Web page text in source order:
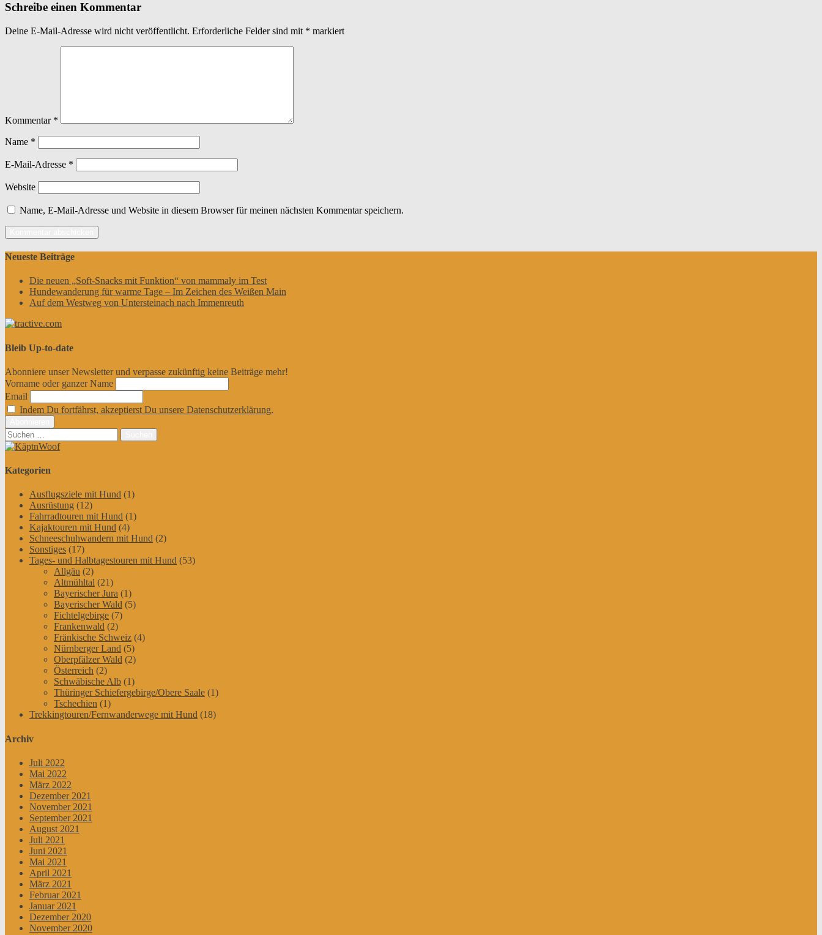
Schreibe einen Kommentar
Deine E-Mail-Adresse wird nicht veröffentlicht. Erforderliche Felder sind mit * markiert
Kommentar *
Name *
E-Mail-Adresse *
Website
Name, E-Mail-Adresse und Website in diesem Browser für meinen nächsten Kommentar speichern.
Neueste Beiträge
Die neuen „Soft-Snacks mit Funktion“ von mammaly im Test
Hundewanderung für warme Tage – Im Zeichen des Weißen Main
Auf dem Westweg von Untersteinach nach Immenreuth
Bleib Up-to-date
Abonniere unser Newsletter und verpasse zukünftig keine Beiträge mehr!
Vorname oder ganzer Name
Email
Indem Du fortfährst, akzeptierst Du unsere Datenschutzerklärung.
Suchen
nach:
Kategorien
Ausflugsziele mit Hund (1)
Ausrüstung (12)
Fahrradtouren mit Hund (1)
Kajaktouren mit Hund (4)
Schneeschuhwandern mit Hund (2)
Sonstiges (17)
Tages- und Halbtagestouren mit Hund (53)
Allgäu (2)
Altmühltal (21)
Bayerischer Jura (1)
Bayerischer Wald (5)
Fichtelgebirge (7)
Frankenwald (2)
Fränkische Schweiz (4)
Nürnberger Land (5)
Oberpfälzer Wald (2)
Österreich (2)
Schwäbische Alb (1)
Thüringer Schiefergebirge/Obere Saale (1)
Tschechien (1)
Trekkingtouren/Fernwanderwege mit Hund (18)
Archiv
Juli 2022
Mai 2022
März 2022
Dezember 2021
November 2021
September 2021
August 2021
Juli 2021
Juni 2021
Mai 2021
April 2021
März 2021
Februar 2021
Januar 2021
Dezember 2020
November 2020